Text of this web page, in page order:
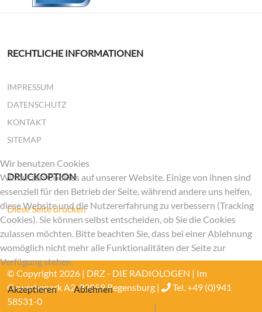
RECHTLICHE INFORMATIONEN
IMPRESSUM
DATENSCHUTZ
KONTAKT
SITEMAP
DRUCKOPTION
Diese Seite drucken
© Copyright 2026 | DRZ - DIE RADIOLOGEN | Im
Gewerbepark A2, 93059 Regensburg |
Tel. +49 (0)941
58531-0
Wir benutzen Cookies
Wir nutzen Cookies auf unserer Website. Einige von ihnen sind
essenziell für den Betrieb der Seite, während andere uns helfen,
diese Website und die Nutzererfahrung zu verbessern (Tracking
Cookies). Sie können selbst entscheiden, ob Sie die Cookies
zulassen möchten. Bitte beachten Sie, dass bei einer Ablehnung
womöglich nicht mehr alle Funktionalitäten der Seite zur
Verfügung stehen.
Akzeptieren
Ablehnen
|